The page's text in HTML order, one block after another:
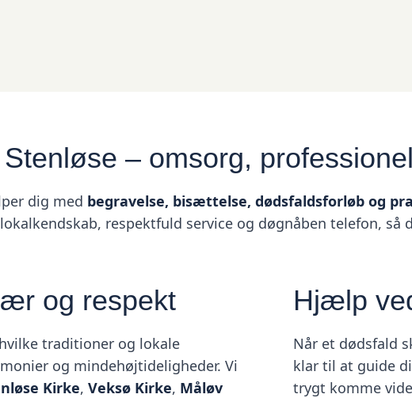
Stenløse – omsorg,
dig med begravelse, bisættelse, dødsfaldsforløb og
respektfuld service og døgnåben telefon,
og respekt
traditioner og lokale
og mindehøjtideligheder. Vi
Kirke, Veksø Kirke, Måløv
Hjælp
Når et dødsfald
klar til at guide
trygt komme